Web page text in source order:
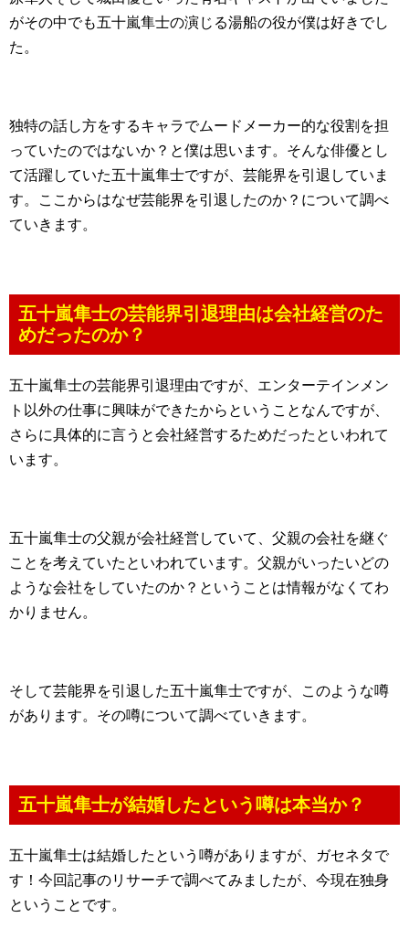
がその中でも五十嵐隼士の演じる湯船の役が僕は好きでし
た。
独特の話し方をするキャラでムードメーカー的な役割を担
っていたのではないか？と僕は思います。そんな俳優とし
て活躍していた五十嵐隼士ですが、芸能界を引退していま
す。ここからはなぜ芸能界を引退したのか？について調べ
ていきます。
五十嵐隼士の芸能界引退理由は会社経営のた
めだったのか？
五十嵐隼士の芸能界引退理由ですが、エンターテインメン
ト以外の仕事に興味ができたからということなんですが、
さらに具体的に言うと会社経営するためだったといわれて
います。
五十嵐隼士の父親が会社経営していて、父親の会社を継ぐ
ことを考えていたといわれています。父親がいったいどの
ような会社をしていたのか？ということは情報がなくてわ
かりません。
そして芸能界を引退した五十嵐隼士ですが、このような噂
があります。その噂について調べていきます。
五十嵐隼士が結婚したという噂は本当か？
五十嵐隼士は結婚したという噂がありますが、ガセネタで
す！今回記事のリサーチで調べてみましたが、今現在独身
ということです。